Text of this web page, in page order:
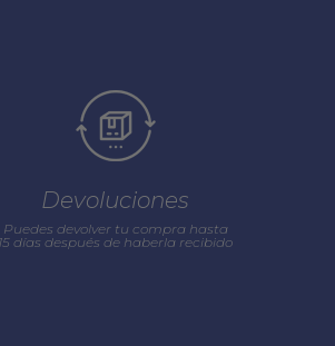
Devoluciones
Puedes devolver tu compra hasta
15 días después de haberla recibido